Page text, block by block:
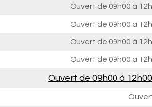
Ouvert de 09h00 à
Ouvert de 09h00 à
Ouvert de 09h00 à
Ouvert de 09h00 à
Ouvert de 09h00 à 12h00